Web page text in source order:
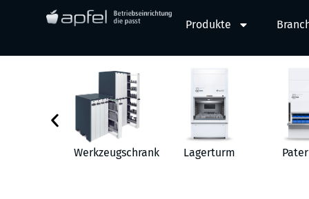
Produkte
Werkzeugschrank Lagerturm